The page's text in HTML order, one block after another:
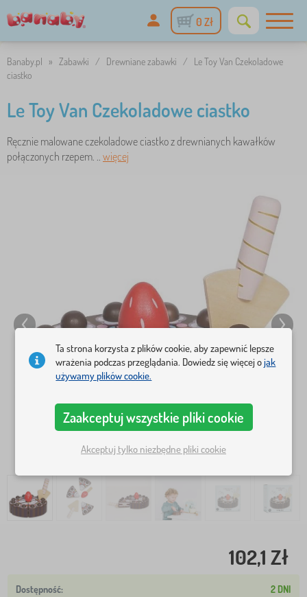
0 Zł
Banaby.pl » Zabawki / Drewniane zabawki /
Le Toy Van Czekoladowe
ciastko
Le Toy Van Czekoladowe ciastko
Ręcznie malowane czekoladowe ciastko z drewnianych kawałków
połączonych rzepem. .. więcej
102,1 Zł
2 DNI
Ta strona korzysta z plików cookie, aby zapewnić lepsze
wrażenia podczas przeglądania. Dowiedz się więcej ojak
używamy plików cookie.
Zaakceptuj wszystkie pliki cookie
Akceptuj tylko niezbędne pliki cookie